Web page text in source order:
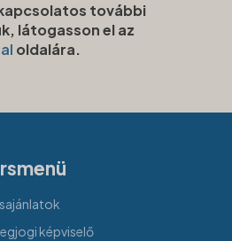
további
látogasson el az
oldalára.
képviselő